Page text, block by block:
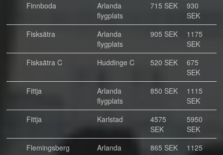
Finnboda
Arlanda
flygplats
715 SEK
930
SEK
Fisksätra
Arlanda
flygplats
905 SEK
1175
SEK
Fisksätra C
Huddinge C 520 SEK
675
SEK
Fittja
Arlanda
flygplats
850 SEK
1115
SEK
Fittja
Karlstad
4575
SEK
5950
SEK
Flemingsberg
Arlanda
865 SEK
1125